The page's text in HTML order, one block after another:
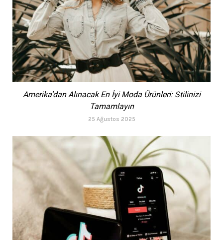
Amerika’dan Alınacak En İyi Moda Ürünleri: Stilinizi
Tamamlayın
25 Ağustos 2025